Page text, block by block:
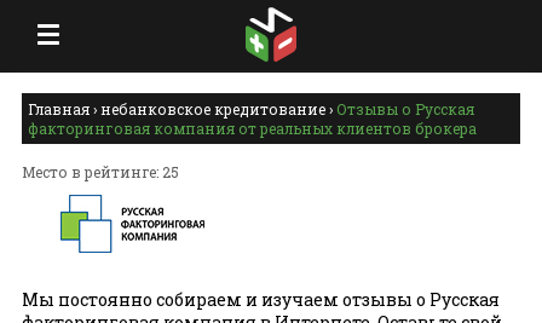
Главная›небанковское кредитование› Отзывы о Русская
факторинговая компания от реальных клиентов брокера
Место в рейтинге: 25
Мы постоянно собираем и изучаем отзывы о Русская